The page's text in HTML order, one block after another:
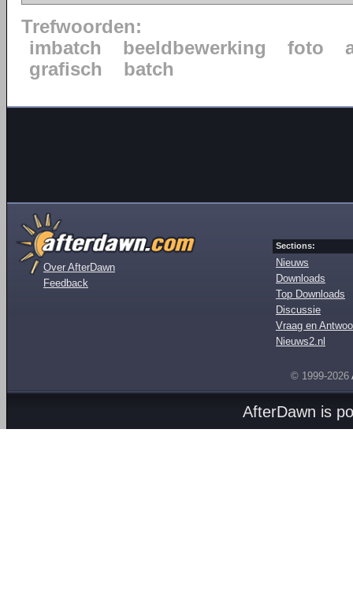
Trefwoorden:
imbatch
beeldbewerking foto
grafisch
batch
Over AfterDawn
Feedback
Sections:
Nieuws
Downloads
Top Downloads
Discussie
Vraag en
Nieuws2.nl
© 1999-2026
AfterDawn is